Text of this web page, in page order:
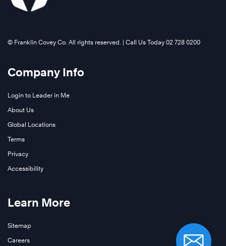
©️ Franklin Covey Co. All rights reserved. | Call Us Today 02 728 0200
Company Info
Login to Leader in Me
About Us
Global Locations
Terms
Privacy
Accessibility
Learn More
Sitemap
Careers